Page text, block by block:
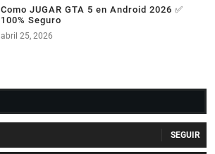
Como JUGAR GTA 5 en Android 2026 ✅
100% Seguro
abril 25, 2026